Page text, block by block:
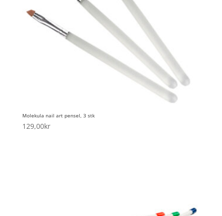
Molekula nail art pensel, 3 stk
129,00kr